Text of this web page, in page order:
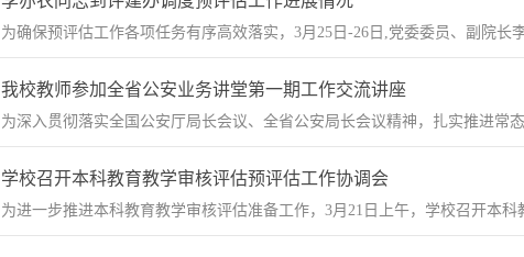
为确保预评估工作各项任务有序高效落实，3月25日-26日,党委委员、副院长
我校教师参加全省公安业务讲堂第一期工作交流讲座
为深入贯彻落实全国公安厅局长会议、全省公安局长会议精神，扎实推进常
学校召开本科教育教学审核评估预评估工作协调会
为进一步推进本科教育教学审核评估准备工作，3月21日上午，学校召开本